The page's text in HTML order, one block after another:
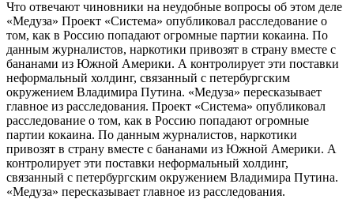
Что отвечают чиновники на неудобные вопросы об этом деле
«Медуза» Проект «Система» опубликовал расследование о
том, как в Россию попадают огромные партии кокаина. По
данным журналистов, наркотики привозят в страну вместе с
бананами из Южной Америки. А контролирует эти поставки
неформальный холдинг, связанный с петербургским
окружением Владимира Путина. «Медуза» пересказывает
главное из расследования. Проект «Система» опубликовал
расследование о том, как в Россию попадают огромные
партии кокаина. По данным журналистов, наркотики
привозят в страну вместе с бананами из Южной Америки. А
контролирует эти поставки неформальный холдинг,
связанный с петербургским окружением Владимира Путина.
«Медуза» пересказывает главное из расследования.